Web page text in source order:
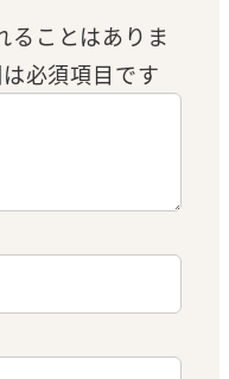
ることはありま
必須項目です